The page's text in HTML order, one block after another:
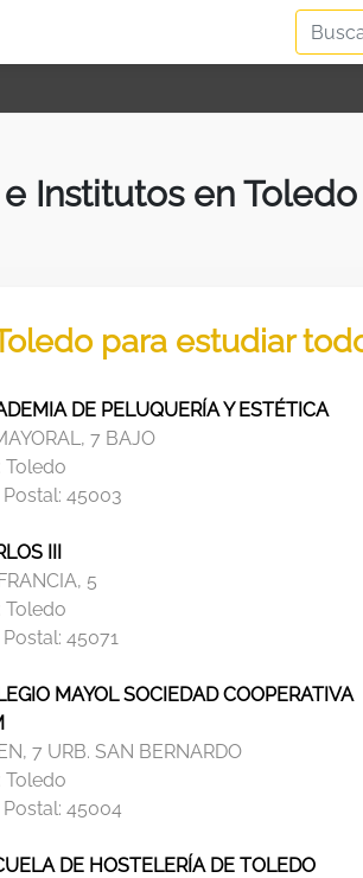
e Institutos en Toledo
para estudiar
DE PELUQUERÍA Y ESTÉTICA
7 BAJO
Toledo
Postal:45003
III
5
Toledo
Postal:45071
MAYOL SOCIEDAD COOPERATIVA
7 URB. SAN BERNARDO
Toledo
Postal:45004
DE HOSTELERÍA DE TOLEDO